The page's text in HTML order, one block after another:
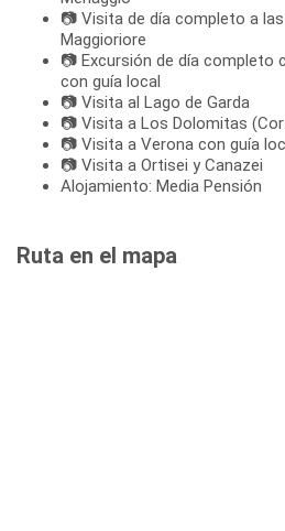
📷 Visita de día completo a
Maggioriore
📷 Excursión de día completo
con guía local
📷 Visita al Lago de Garda
📷 Visita a Los Dolomitas
📷 Visita a Verona con guía
📷 Visita a Ortisei y Canazei
Alojamiento: Media Pensión
Ruta en el mapa